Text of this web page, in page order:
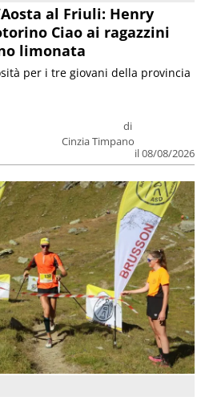
al Friuli: Henry
Ciao ai ragazzini
limonata
di
Cinzia Timpano
il 08/08/2026
per i tre giovani della provincia